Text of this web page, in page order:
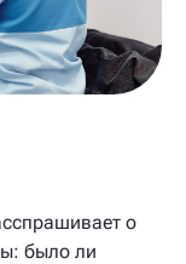
о
было ли